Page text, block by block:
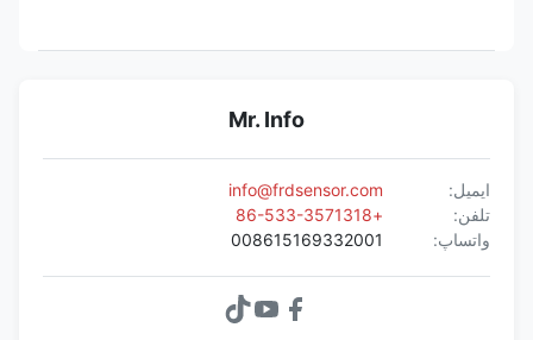
Mr. Info
ایمیل:
info@frdsensor.com
واتساپ:
008615169332001